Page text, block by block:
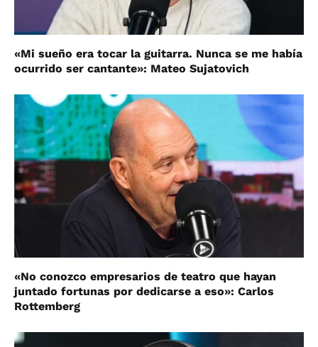
«Mi sueño era tocar la guitarra. Nunca se me había
ocurrido ser cantante»: Mateo Sujatovich
«No conozco empresarios de teatro que hayan
juntado fortunas por dedicarse a eso»: Carlos
Rottemberg